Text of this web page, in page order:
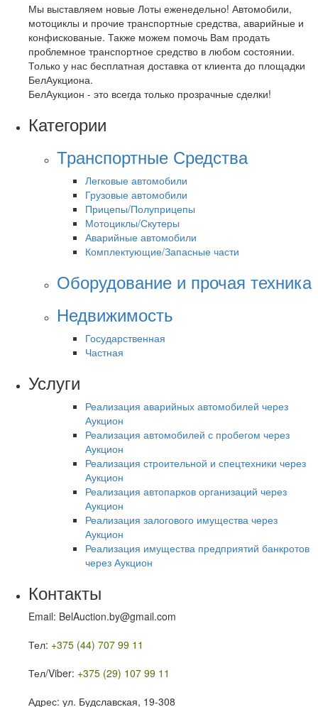
Мы выставляем новые Лоты еженедельно! Автомобили,
мотоциклы и прочие транспортные средства, аварийные и
конфискованые. Также можем помочь Вам продать
проблемное транспортное средство в любом состоянии.
Только у нас бесплатная доставка от клиента до площадки
БелАукциона.
БелАукцион - это всегда только прозрачные сделки!
Категории
Транспортные Средства
Легковые автомобили
Грузовые автомобили
Прицепы/Полуприцепы
Мотоциклы/Скутеры
Аварийные автомобили
Комплектующие/Запасные части
Оборудование и прочая техника
Недвижимость
Государственная
Частная
Услуги
Реализация аварийных автомобилей через
Аукцион
Реализация автомобилей с пробегом через
Аукцион
Реализация строительной и спецтехники через
Аукцион
Реализация автопарков организаций через
Аукцион
Реализация залогового имущества через
Аукцион
Реализация имущества предприятий банкротов
через Аукцион
Контакты
Email: BelAuction.by@gmail.com
Тел: +375 (44) 707 99 11
Тел/Viber: +375 (29) 107 99 11
Адрес: ул. Будславская, 19-308